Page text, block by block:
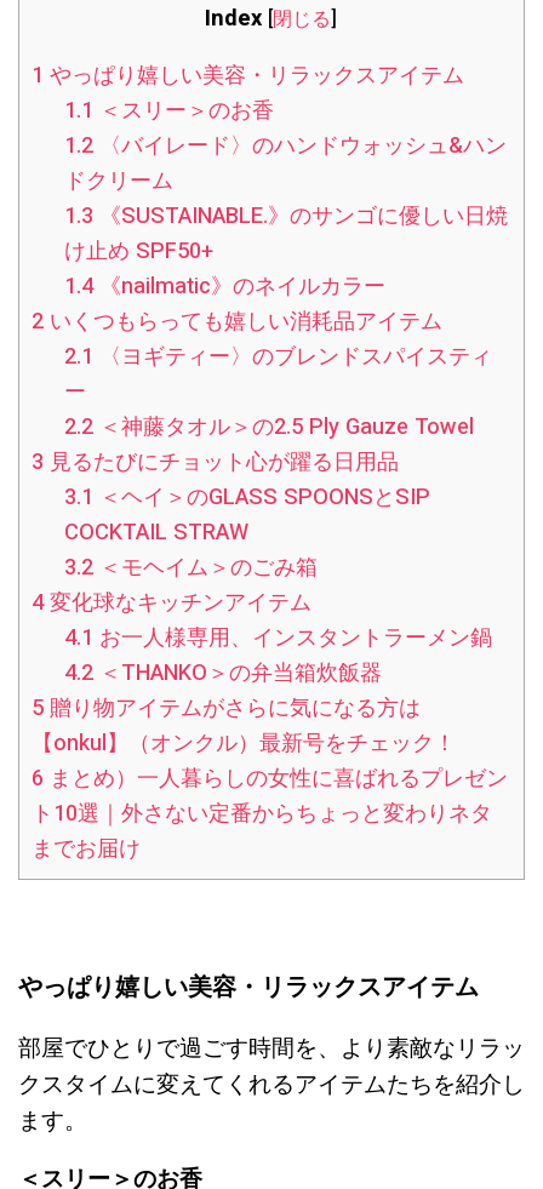
Index [閉じる]
1 やっぱり嬉しい美容・リラックスアイテム
1.1 ＜スリー＞のお香
1.2 〈バイレード〉のハンドウォッシュ&ハン
ドクリーム
1.3 《SUSTAINABLE.》のサンゴに優しい日焼
け止め SPF50+
1.4《nailmatic》のネイルカラー
2いくつもらっても嬉しい消耗品アイテム
2.1
〈ヨギティー〉のブレンドスパイスティ
ー
2.2 ＜神藤タオル＞の2.5 Ply Gauze Towel
3 見るたびにチョット心が躍る日用品
3.1 ＜ヘイ＞のGLASS SPOONSとSIP
COCKTAIL STRAW
3.2 ＜モヘイム＞のごみ箱
4変化球なキッチンアイテム
4.1 お一人様専用、インスタントラーメン鍋
4.2 ＜THANKO＞の弁当箱炊飯器
5贈り物アイテムがさらに気になる方は
【onkul】（オンクル）最新号をチェック！
6 まとめ）一人暮らしの女性に喜ばれるプレゼン
ト10選｜外さない定番からちょっと変わりネタ
までお届け
やっぱり嬉しい美容・リラックスアイテム
部屋でひとりで過ごす時間を、より素敵なリラッ
クスタイムに変えてくれるアイテムたちを紹介し
ます。
＜スリー＞のお香